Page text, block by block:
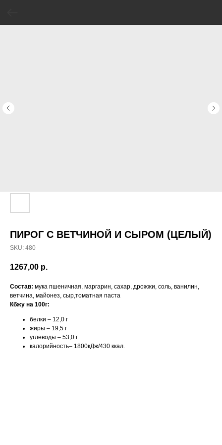
ПИРОГ С ВЕТЧИНОЙ И СЫРОМ (ЦЕЛЫЙ)
SKU: 480
1267,00 р.
Состав: мука пшеничная, маргарин, сахар, дрожжи, соль, ванилин,
ветчина, майонез, сыр,томатная паста
Кбжу на 100г:
белки – 12,0 г
жиры – 19,5 г
углеводы – 53,0 г
калорийность– 1800кДж/430 ккал.